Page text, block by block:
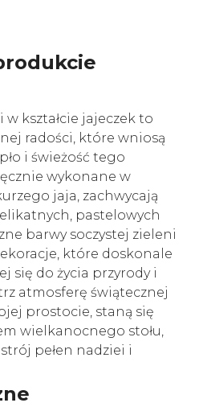
kształcie jajeczek to
radości, które wniosą
i świeżość tego
wykonane w
jaja, zachwycają
pastelowych
barwy soczystej zieleni
które doskonale
się do życia przyrody i
atmosferę świątecznej
prostocie, staną się
wielkanocnego stołu,
pełen nadziei i